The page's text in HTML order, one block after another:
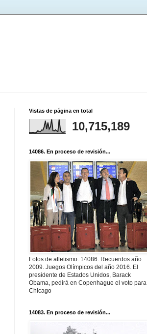
Vistas de página en total
10,715,189
14086. En proceso de revisión...
Fotos de atletismo. 14086. Recuerdos año
2009. Juegos Olímpicos del año 2016. El
presidente de Estados Unidos, Barack
Obama, pedirá en Copenhague el voto para
Chicago
14083. En proceso de revisión...